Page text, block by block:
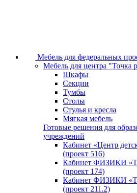
Мебель для федеральных
Мебель для центра "Точка
Шкафы
Секции
Тумбы
Столы
Стулья и кресла
Мягкая мебель
Готовые решения для
учреждений
Кабинет «Центр
(проект 516)
Кабинет ФИЗИКИ
(проект 174)
Кабинет ФИЗИКИ
(проект 211.2)